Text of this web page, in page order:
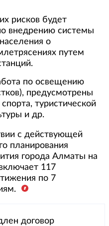
рисков будет
внедрению системы
о
путем
по освещению
предусмотрены
туристической
и др.
с действующей
планирования
города Алматы на
117
по 7
договор